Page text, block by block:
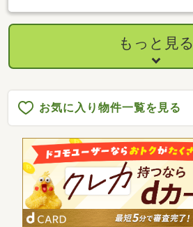
もっと見る
お気に入り物件一覧を見る